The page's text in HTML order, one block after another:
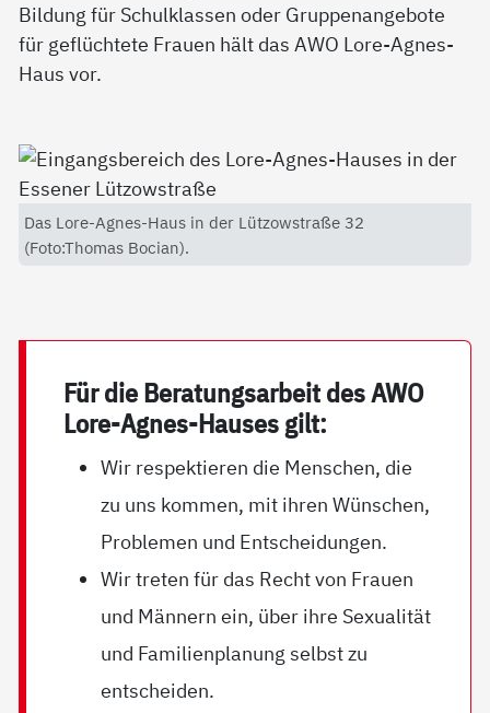
Bildung für Schulklassen oder Gruppenangebote
für geflüchtete Frauen hält das AWO Lore-Agnes-
Haus vor.
Das Lore-Agnes-Haus in der Lützowstraße 32
(Foto:Thomas Bocian).
Für die Be­ra­tungs­ar­beit des AWO
Lo­re-Ag­nes-Hau­ses gilt:
Wir respektieren die Menschen, die
zu uns kommen, mit ihren Wünschen,
Problemen und Entscheidungen.
Wir treten für das Recht von Frauen
und Männern ein, über ihre Sexualität
und Familienplanung selbst zu
entscheiden.